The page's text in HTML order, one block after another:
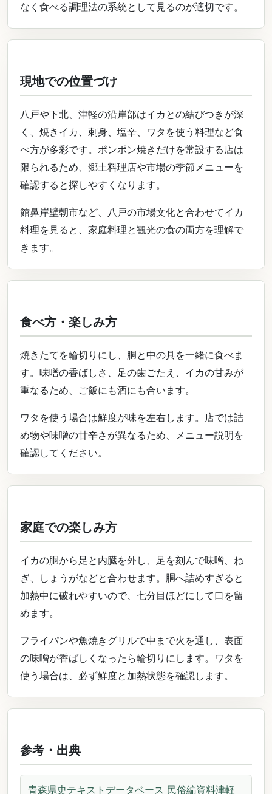
なく食べる調理法の系統として見るのが適切です。
現地での位置づけ
八戸や下北、津軽の沿岸部はイカとの結びつきが深
く、焼きイカ、刺身、塩辛、ワタを使う料理など食
べ方が多彩です。ポンポン焼きだけを常設する店は
限られるため、郷土料理店や市場の季節メニューを
確認すると探しやすくなります。
館鼻岸壁朝市など、八戸の市場文化と合わせてイカ
料理を見ると、家庭料理と観光の食の両方を理解で
きます。
食べ方・楽しみ方
焼きたてを輪切りにし、胴と中の具を一緒に食べま
す。味噌の香ばしさ、足の歯ごたえ、イカの甘みが
重なるため、ご飯にも酒にも合います。
ワタを使う場合は鮮度が味を左右します。店では詰
め物や味噌の甘辛さが異なるため、メニュー説明を
確認してください。
家庭での楽しみ方
イカの胴から足と内臓を外し、足を刻んで味噌、ね
ぎ、しょうがなどと合わせます。胴へ詰めすぎると
加熱中に破れやすいので、七分目ほどにして口を留
めます。
フライパンや魚焼きグリルで中まで火を通し、表面
の味噌が香ばしくなったら輪切りにします。ワタを
使う場合は、必ず鮮度と加熱状態を確認します。
参考・出典
青森県史テキストデータベース 民俗編資料津軽